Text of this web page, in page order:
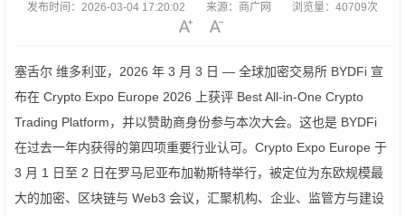
发布时间： 2026-03-04 17:20:02 来源： 商广网 浏览量： 40709次
塞舌尔 维多利亚，2026 年 3 月 3 日 — 全球加密交易所 BYDFi 宣
布在 Crypto Expo Europe 2026 上获评 Best All-in-One Crypto
Trading Platform，并以赞助商身份参与本次大会。这也是 BYDFi
在过去一年内获得的第四项重要行业认可。Crypto Expo Europe 于
3 月 1 日至 2 日在罗马尼亚布加勒斯特举行，被定位为东欧规模最
大的加密、区块链与 Web3 会议，汇聚机构、企业、监管方与建设